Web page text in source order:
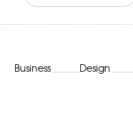
Business Design